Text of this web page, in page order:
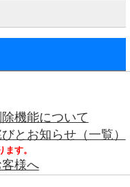
機能について
とお知らせ（一覧）
す。
様へ